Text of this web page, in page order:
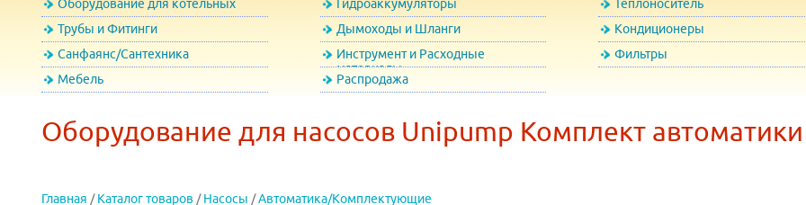
Оборудование для котельных
Гидроаккумуляторы
Теплоноситель
Трубы и Фитинги
Дымоходы и Шланги
Кондиционеры
Санфаянс/Сантехника
Инструмент и Расходные
материалы
Фильтры
Мебель
Распродажа
Оборудование для насосов Unipump Комплект
Главная / Каталог товаров / Насосы /Автоматика/Комплектующие